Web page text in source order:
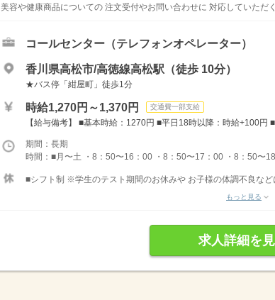
美容や健康商品についての 注文受付やお問い合わせに 対応していただ
コールセンター（テレフォンオペレーター）
香川県高松市/高徳線高松駅（徒歩 10分）
★バス停「紺屋町」徒歩1分
時給1,270円～1,370円 交通費一部支給
【給与備考】 ■基本時給：1270円 ■平日18時以降：時給+100円
期間：長期
時間：■月〜土 ・8：50〜16：00 ・8：50〜17：00 ・8：50〜
■シフト制 ※学生のテスト期間のお休みや お子様の体調不良など
もっと見る
求人詳細を